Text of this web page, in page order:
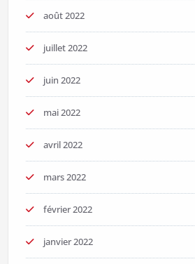
août 2022
juillet 2022
juin 2022
mai 2022
avril 2022
mars 2022
février 2022
janvier 2022